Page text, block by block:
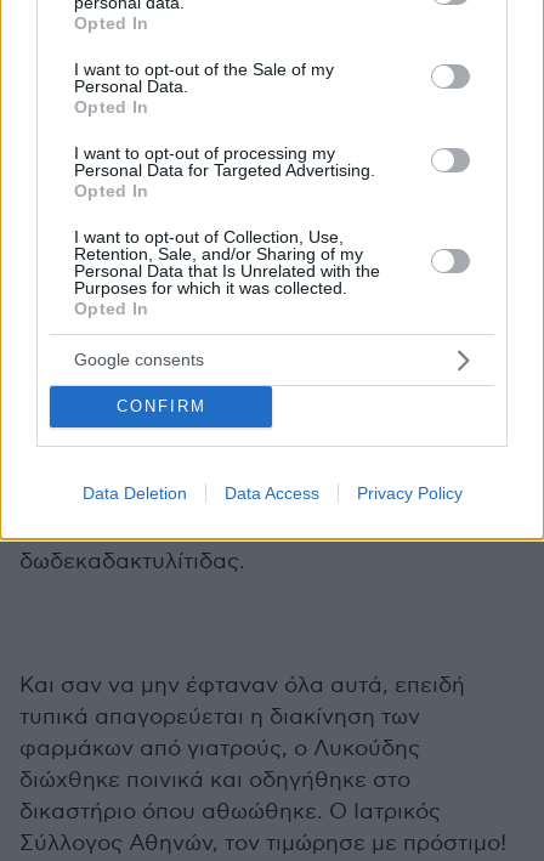
grant or deny consent to Google and its third-party tags to
use your data for below specified purposes in below Google
consent section.
Opted In
I want to opt-out of the Sale of my
Personal Data.
Opted In
I want to opt-out of processing my
Personal Data for Targeted Advertising.
Opted In
I want to opt-out of Collection, Use,
Retention, Sale, and/or Sharing of my
Personal Data that Is Unrelated with the
Purposes for which it was collected.
Opted In
Google consents
CONFIRM
Data Deletion Data Access Privacy Policy
εταιρείες, αλλά και γιατί οι Γερμανοί θεώρησαν
ότι το φάρμακο θα ήταν πολύ εύκολο να
αντιγραφεί. Το 1966, ο Λυκούδης έκανε μια
προσπάθεια να δημοσιευθούν τα
αποτελέσματα της χρήσης του Elgaco στο
έγκυρο αμερικάνικο περιοδικό «JAMA» («The
Όμως η προσπάθειά του απέτυχε, γιατί
θεωρήθηκε ότι η δημοσίευσή του δεν ήταν
κατάλληλη για το περιοδικό. Έτσι, η μόνη
επίσημη ανακοίνωση που κατάφερε να κάνει
για το Elgaco ήταν στο Συνέδριο της
Ιατροχειρουργικής Εταιρείας στη Λαμία, το
1964.Αργότερα εξέδωσε το βιβλίο με τίτλο «Η
δωδεκαδακτύλου», στο οποίο εισήγαγε τη
δωδεκαδακτυλίτιδας.
Και σαν να μην έφταναν όλα αυτά, επειδή
τυπικά απαγορεύεται η διακίνηση των
φαρμάκων από γιατρούς, ο Λυκούδης
διώχθηκε ποινικά και οδηγήθηκε στο
δικαστήριο όπου αθωώθηκε. Ο Ιατρικός
Σύλλογος Αθηνών, τον τιμώρησε με πρόστιμο!